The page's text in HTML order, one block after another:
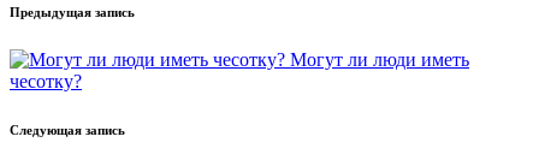
Навигация
по
записям
Предыдущая запись
Могут ли люди иметь
чесотку?
Следующая запись